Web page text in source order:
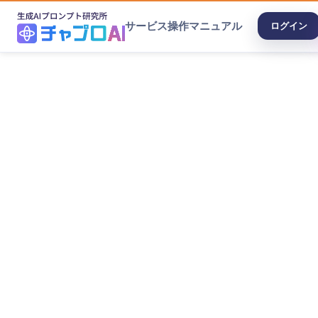
サービス操作マニュアル ログイン